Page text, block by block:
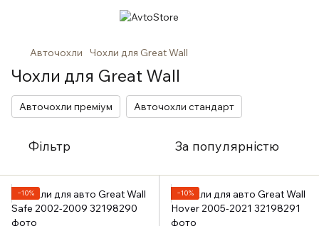
Авточохли Чохли для Great Wall
Чохли для Great Wall
Авточохли преміум Авточохли стандарт
Фільтр За популярністю
−10% −10%